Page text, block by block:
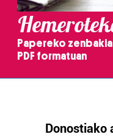
Papereko
PDF formatuan
Donostiako